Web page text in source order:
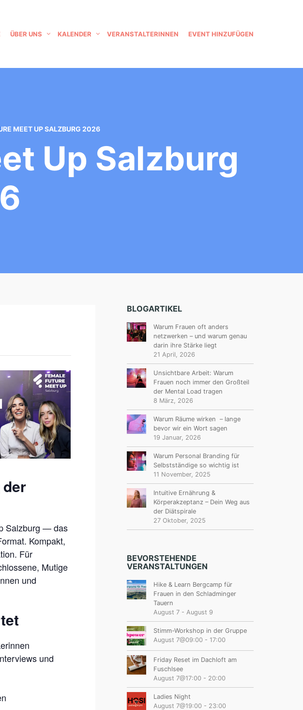
ÜBER UNS KALENDER VERANSTALTERINNEN EVENT HINZUFÜGEN
MEET UP SALZBURG 2026
Up Salzburg
Salzburg — das
Kompakt,
Für
Mutige
und
und
BLOGARTIKEL
Warum Frauen oft anders
netzwerken – und warum genau
darin ihre Stärke liegt
21 April, 2026
Unsichtbare Arbeit: Warum
Frauen noch immer den Großteil
der Mental Load tragen
8 März, 2026
Warum Räume wirken – lange
bevor wir ein Wort sagen
19 Januar, 2026
Warum Personal Branding für
Selbstständige so wichtig ist
11 November, 2025
Intuitive Ernährung &
Körperakzeptanz – Dein Weg aus
der Diätspirale
27 Oktober, 2025
BEVORSTEHENDE
VERANSTALTUNGEN
Hike & Learn Bergcamp für
Frauen in den Schladminger
Tauern
August 7- August 9
Stimm-Workshop in der Gruppe
August 7@09:00- 17:00
Friday Reset im Dachloft am
Fuschlsee
August 7@17:00- 20:00
Ladies Night
August 7@19:00- 23:00